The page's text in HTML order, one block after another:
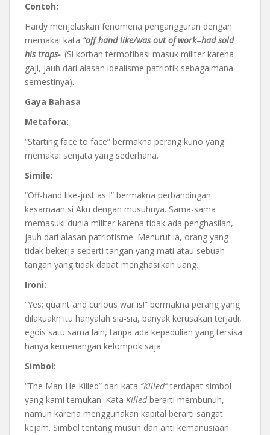
Contoh:
Hardy menjelaskan fenomena pengangguran dengan
memakai kata “off hand like/was out of work–had sold
his traps-. (Si korban termotibasi masuk militer karena
gaji, jauh dari alasan idealisme patriotik sebagaimana
semestinya).
Gaya Bahasa
Metafora:
“Starting face to face” bermakna perang kuno yang
memakai senjata yang sederhana.
Simile:
“Off-hand like-just as I” bermakna perbandingan
kesamaan si Aku dengan musuhnya. Sama-sama
memasuki dunia militer karena tidak ada penghasilan,
jauh dari alasan patriotisme. Menurut ia, orang yang
tidak bekerja seperti tangan yang mati atau sebuah
tangan yang tidak dapat menghasilkan uang.
Ironi:
“Yes; quaint and curious war is!” bermakna perang yang
dilakuakn itu hanyalah sia-sia, banyak kerusakan terjadi,
egois satu sama lain, tanpa ada kepedulian yang tersisa
hanya kemenangan kelompok saja.
Simbol:
“The Man He Killed” dari kata “Killed”terdapat simbol
yang kami temukan. Kata Killedberarti membunuh,
namun karena menggunakan kapital berarti sangat
kejam. Simbol tentang musuh dan anti kemanusiaan.